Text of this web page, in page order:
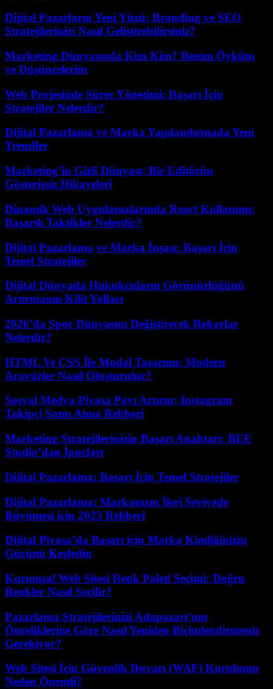
Dijital Pazarların Yeni Yüzü: Branding ve SEO
Stratejilerinizi Nasıl Geliştirebilirsiniz?
Marketing Dünyasında Kim Kim? Benim Öyküm
ve Düşüncelerim
Web Projesinde Süreç Yönetimi: Başarı İçin
Stratejiler Nelerdir?
Dijital Pazarlama ve Marka Yapılandırmada Yeni
Trendler
Marketing’in Gizli Dünyası: Bir Editörün
Gösterişsiz Hikayeleri
Dinamik Web Uygulamalarında React Kullanımı:
Başarılı Taktikler Nelerdir?
Dijital Pazarlama ve Marka İnşası: Başarı İçin
Temel Stratejiler
Dijital Dünyada Hukukçuların Görünürlüğünü
Artırmanın Kilit Yolları
2026’da Spor Dünyasını Değiştirecek Rekorlar
Nelerdir?
HTML Ve CSS İle Modal Tasarımı: Modern
Arayüzler Nasıl Oluşturulur?
Sosyal Medya Piyasa Payı Artırın: Instagram
Takipçi Satın Alma Rehberi
Marketing Stratejilerinizin Başarı Anahtarı: BEE
Studio’dan İpucları
Dijital Pazarlama: Başarı İçin Temel Stratejiler
Dijital Pazarlama: Markanızın İleri Seviyede
Büyümesi için 2023 Rehberi
Dijital Piyasa’da Başarı için Marka Kimliğinizin
Gücünü Keşfedin
Kurumsal Web Sitesi Renk Paleti Seçimi: Doğru
Renkler Nasıl Seçilir?
Pazarlama Stratejilerinizi Adapazarı’nın
Önceliklerine Göre Nasıl Yeniden Biçimlendirmeniz
Gerekiyor?
Web Sitesi İçin Güvenlik Duvarı (WAF) Kurulumu
Neden Önemli?